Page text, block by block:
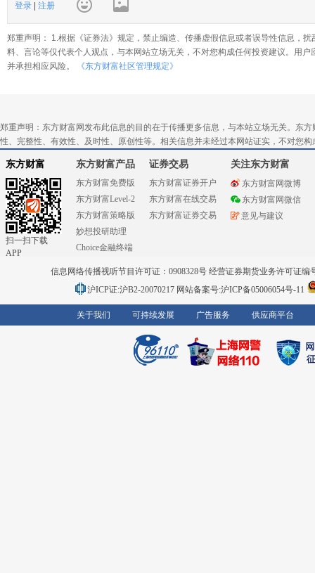
登录 注册
郑重声明： 1.根据《证券法》规定，禁止编造、传播虚假信息或者误导性信息，
料、言论等仅代表个人观点，与本网站立场无关，不对您构成任何投资建议。用
并承担相应风险。
《东方财富社区管理规定》
郑重声明：东方财富网发布此信息的目的在于传播更多信息，与本站立场无关。东
性、完整性、有效性、及时性、原创性等。相关信息并未经过本网站证实，不对您
东方财富
扫一扫下载
APP
东方财富产品
东方财富免费版
东方财富Level-2
东方财富策略版
妙想投研助理
Choice金融终端
证券交易
东方财富证券开户
东方财富在线交易
东方财富证券交易
关注东方财富
东方财富网微博
东方财富网微信
意见与建议
信息网络传播视听节目许可证：0908328号 经营证券期货业务许可证编
沪ICP证:沪B2-20070217 网站备案号:沪ICP备05006054号-11
关于我们 可持续发展 广告服务 供应商平台